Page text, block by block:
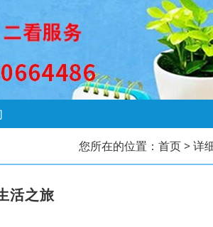
您所在的位置： 首页> 详
活之旅